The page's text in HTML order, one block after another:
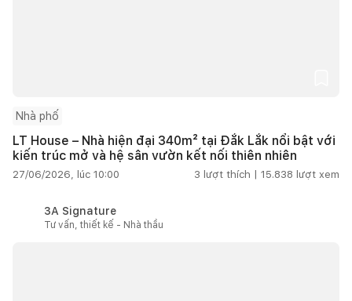
Nhà phố
LT House – Nhà hiện đại 340m² tại Đắk Lắk nổi bật với
kiến trúc mở và hệ sân vườn kết nối thiên nhiên
27/06/2026, lúc 10:00 3 lượt thích | 15.838 lượt xem
3A Signature
Tư vấn, thiết kế - Nhà thầu